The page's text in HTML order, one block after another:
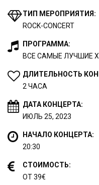
ТИП МЕРОПРИЯТИЯ:
ROCK-CONCERT
ПРОГРАММА:
ВСЕ САМЫЕ ЛУЧШИЕ
ДЛИТЕЛЬНОСТЬ
2 ЧАСА
ДАТА КОНЦЕРТА:
ИЮЛЬ 25, 2023
НАЧАЛО КОНЦЕРТА:
20:30
СТОИМОСТЬ:
ОТ 39€